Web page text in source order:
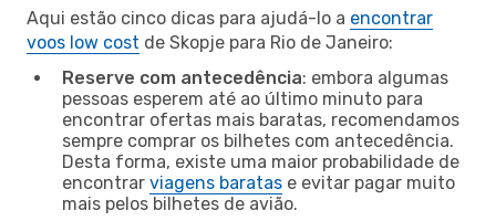
Aqui estão cinco dicas para ajudá-lo a encontrar
voos low cost de Skopje para Rio de Janeiro:
Reserve com antecedência: embora algumas
pessoas esperem até ao último minuto para
encontrar ofertas mais baratas, recomendamos
sempre comprar os bilhetes com antecedência.
Desta forma, existe uma maior probabilidade de
encontrar viagens baratas e evitar pagar muito
mais pelos bilhetes de avião.